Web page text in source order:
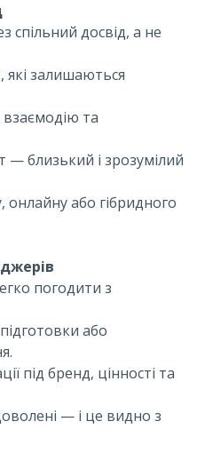
спільний досвід, а не
які залишаються
та
близький і зрозумілий
або гібридного
погодити з
або
під бренд, цінності та
— і це видно з